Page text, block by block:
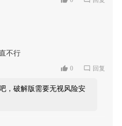
不行
0 回复
，破解版需要无视风险安